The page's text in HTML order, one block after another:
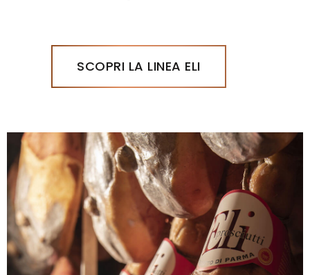
SCOPRI LA LINEA ELI